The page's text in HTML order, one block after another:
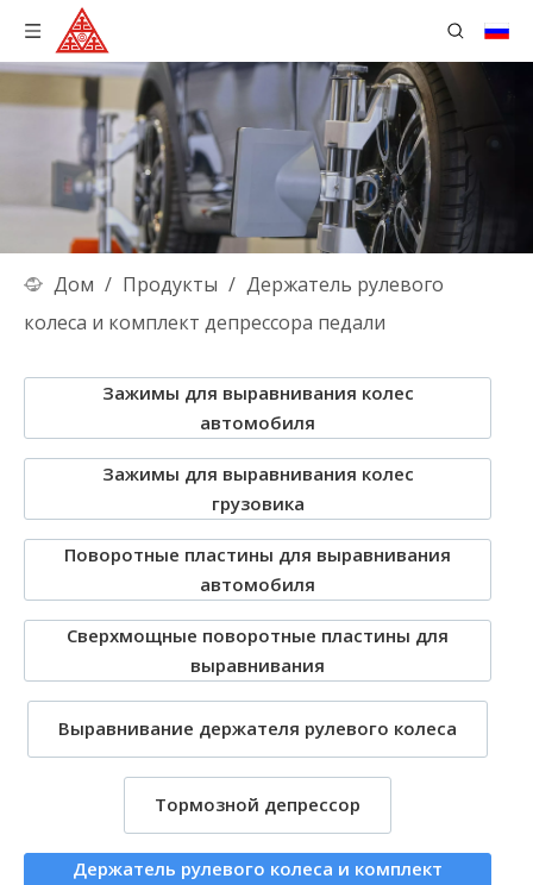
Дом / Продукты / Держатель рулевого
колеса и комплект депрессора педали
Зажимы для выравнивания колес
автомобиля
Зажимы для выравнивания колес
грузовика
Поворотные пластины для выравнивания
автомобиля
Сверхмощные поворотные пластины для
выравнивания
Выравнивание держателя рулевого колеса
Тормозной депрессор
Держатель рулевого колеса и комплект